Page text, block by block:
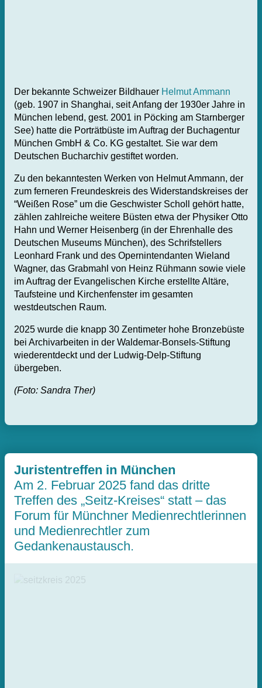
Der bekannte Schweizer Bildhauer Helmut Ammann
(geb. 1907 in Shanghai, seit Anfang der 1930er Jahre in
München lebend, gest. 2001 in Pöcking am Starnberger
See) hatte die Porträtbüste im Auftrag der Buchagentur
München GmbH & Co. KG gestaltet. Sie war dem
Deutschen Bucharchiv gestiftet worden.
Zu den bekanntesten Werken von Helmut Ammann, der
zum ferneren Freundeskreis des Widerstandskreises der
“Weißen Rose” um die Geschwister Scholl gehört hatte,
zählen zahlreiche weitere Büsten etwa der Physiker Otto
Hahn und Werner Heisenberg (in der Ehrenhalle des
Deutschen Museums München), des Schrifstellers
Leonhard Frank und des Opernintendanten Wieland
Wagner, das Grabmahl von Heinz Rühmann sowie viele
im Auftrag der Evangelischen Kirche erstellte Altäre,
Taufsteine und Kirchenfenster im gesamten
westdeutschen Raum.
2025 wurde die knapp 30 Zentimeter hohe Bronzebüste
bei Archivarbeiten in der Waldemar-Bonsels-Stiftung
wiederentdeckt und der Ludwig-Delp-Stiftung
übergeben.
(Foto: Sandra Ther)
Juristentreffen in München
Am 2. Februar 2025 fand das dritte
Treffen des „Seitz-Kreises“ statt – das
Forum für Münchner Medienrechtlerinnen
und Medienrechtler zum
Gedankenaustausch.